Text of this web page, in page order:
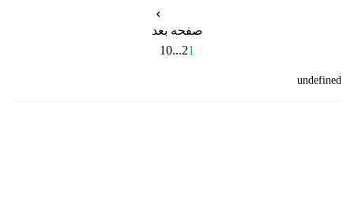
صفحه بعد
1
2
...
10
undefined